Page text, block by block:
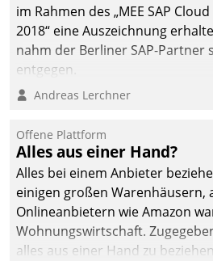
im Rahmen des „MEE SAP
2018“ eine Auszeichnung
nahm der Berliner SAP-Partner
entgegen.
Andreas Lerchner
Offene Plattform
Alles aus einer Hand?
Alles bei einem Anbieter
einigen großen Warenhäusern,
Onlineanbietern wie Amazon
Wohnungswirtschaft.
alles aus einer Hand zu